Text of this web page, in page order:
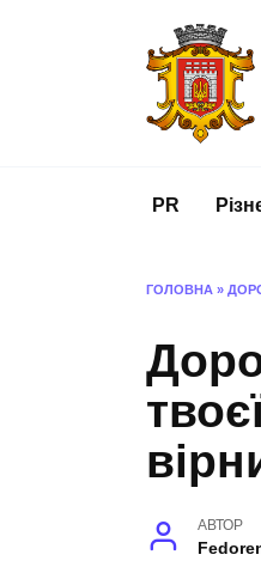
PR
ГОЛОВНА »
АВТОР